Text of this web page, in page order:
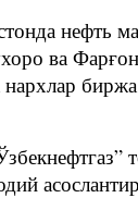
нефть
ва